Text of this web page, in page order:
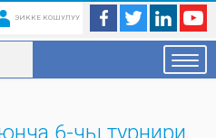
ЭИККЕ КОШУЛУУ
6-чы турнири,